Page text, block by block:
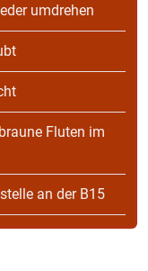
umdrehen
Fluten im
an der B15